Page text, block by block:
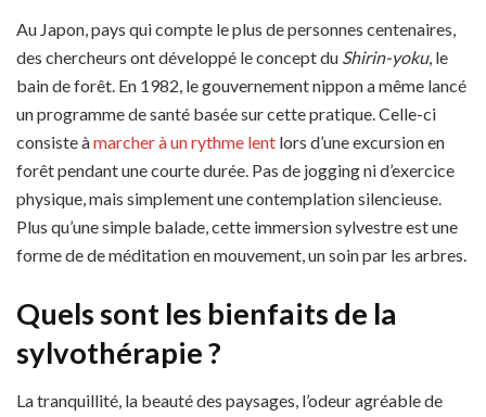
Au Japon, pays qui compte le plus de personnes centenaires,
des chercheurs ont développé le concept du Shirin-yoku, le
bain de forêt. En 1982, le gouvernement nippon a même lancé
un programme de santé basée sur cette pratique. Celle-ci
consiste àmarcher à un rythme lent lors d’une excursion en
forêt pendant une courte durée. Pas de jogging ni d’exercice
physique, mais simplement une contemplation silencieuse.
Plus qu’une simple balade, cette immersion sylvestre est une
forme de de méditation en mouvement, un soin par les arbres.
Quels sont les bienfaits de la
sylvothérapie ?
La tranquillité, la beauté des paysages, l’odeur agréable de